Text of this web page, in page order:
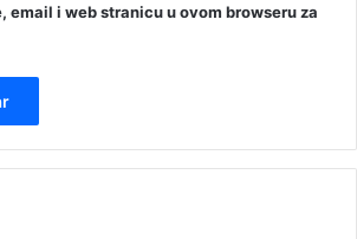
email i web stranicu u ovom browseru za